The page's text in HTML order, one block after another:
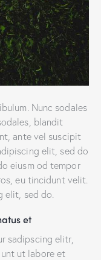
Nunc sodales
blandit
ante vel suscipit
elit, sed do
eiusm od tempor
eu tincidunt velit.
sed do.
et
sadipscing elitr,
ut labore et